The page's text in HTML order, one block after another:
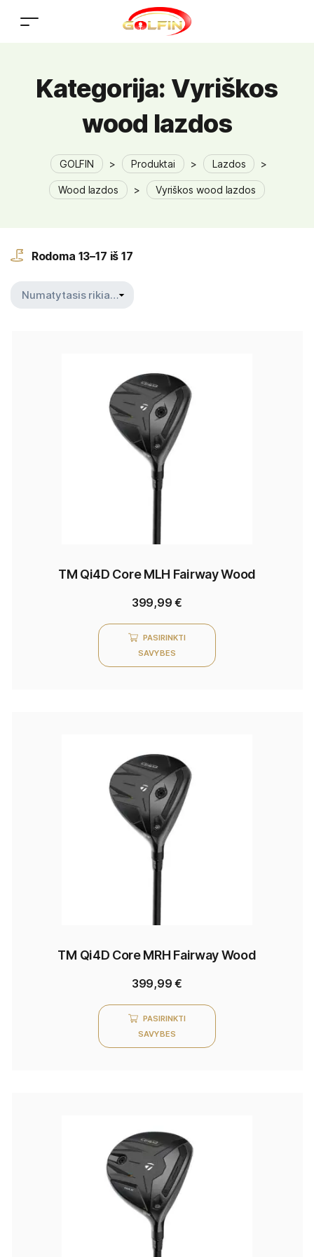
Kategorija: Vyriškos
wood lazdos
GOLFIN > Produktai > Lazdos >
Wood lazdos > Vyriškos wood lazdos
Rodoma 13–17 iš 17
TM Qi4D Core MLH Fairway Wood
399,99€
PASIRINKTI
SAVYBES
TM Qi4D Core MRH Fairway Wood
399,99€
PASIRINKTI
SAVYBES